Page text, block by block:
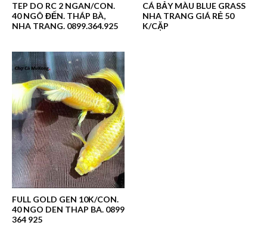
TEP DO RC 2 NGAN/CON.
40 NGÔ ĐẾN. THÁP BÀ,
NHA TRANG. 0899.364.925
CÁ BẢY MÀU BLUE GRASS
NHA TRANG GIÁ RẺ 50
K/CẶP
FULL GOLD GEN 10K/CON.
40 NGO DEN THAP BA. 0899
364 925